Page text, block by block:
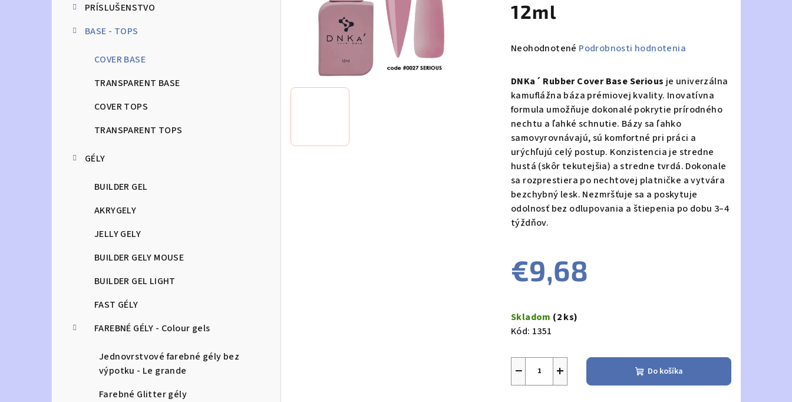
PRÍSLUŠENSTVO
BASE - TOPS
COVER BASE
TRANSPARENT BASE
COVER TOPS
TRANSPARENT TOPS
GÉLY
BUILDER GEL
AKRYGELY
JELLY GELY
BUILDER GELY MOUSE
BUILDER GEL LIGHT
FAST GÉLY
FAREBNÉ GÉLY - Colour gels
Jednovrstvové farebné gély bez
výpotku - Le grande
Farebné Glitter gély
12ml
Priemerné
produktu
je
0,0
hviezdičiek.
Neohodnotené Podrobnosti hodnotenia
DNKa´ Rubber Cover Base Serious je univerzálna
kamuflážna báza prémiovej kvality. Inovatívna
formula umožňuje dokonalé pokrytie prírodného
nechtu a ľahké schnutie. Bázy sa ľahko
samovyrovnávajú, sú komfortné pri práci a
urýchľujú celý postup. Konzistencia je stredne
hustá (skôr tekutejšia) a stredne tvrdá. Dokonale
sa rozprestiera po nechtovej platničke a vytvára
bezchybný lesk. Nezmršťuje sa a poskytuje
odolnosť bez odlupovania a štiepenia po dobu 3–4
týždňov.
€9,68
cena:
Skladom (2 ks)
Kód: 1351
+
− Do košíka